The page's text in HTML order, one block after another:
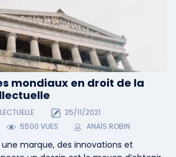
mondiaux en droit de la
25/11/2021
5500 VUES ANAÏS ROBIN
marque, des innovations et